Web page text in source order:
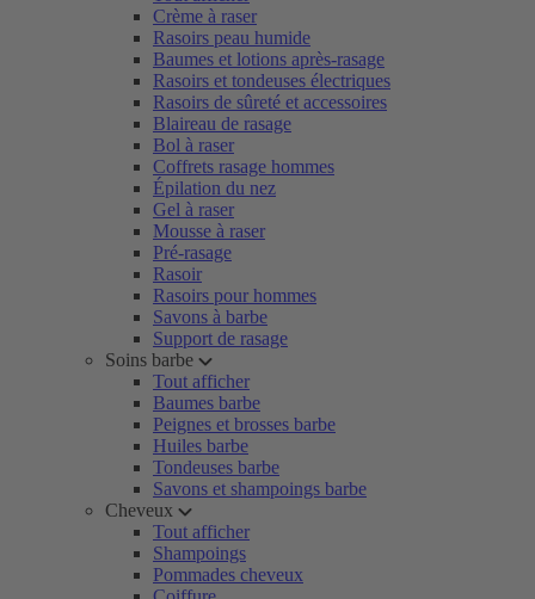
Crème à raser
Rasoirs peau humide
Baumes et lotions après-rasage
Rasoirs et tondeuses électriques
Rasoirs de sûreté et accessoires
Blaireau de rasage
Bol à raser
Coffrets rasage hommes
Épilation du nez
Gel à raser
Mousse à raser
Pré-rasage
Rasoir
Rasoirs pour hommes
Savons à barbe
Support de rasage
Soins barbe
Tout afficher
Baumes barbe
Peignes et brosses barbe
Huiles barbe
Tondeuses barbe
Savons et shampoings barbe
Cheveux
Tout afficher
Shampoings
Pommades cheveux